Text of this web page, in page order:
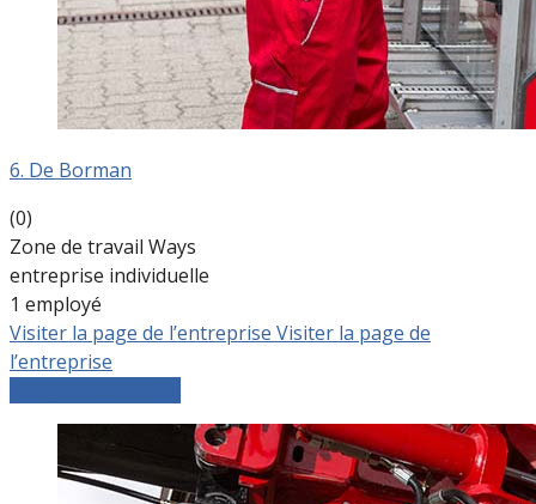
6. De Borman
(0)
Zone de travail Ways
entreprise individuelle
1 employé
Visiter la page de l’entreprise Visiter la page de
l’entreprise